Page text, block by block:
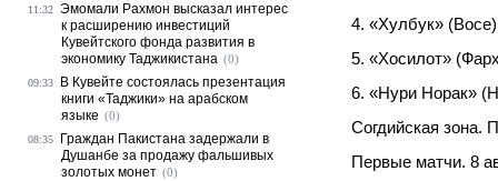
4. «Хулбук»
5. «Хосилот»
6. «Нури Норак»
Согдийская зона.
Первые матчи. 8
11:32 Эмомали Рахмон высказал интерес
к расширению инвестиций
Кувейтского фонда развития в
экономику Таджикистана (0)
09:33
В Кувейте состоялась презентация
книги «Таджики» на арабском
языке (0)
08:35
Граждан Пакистана задержали в
Душанбе за продажу фальшивых
золотых монет (0)